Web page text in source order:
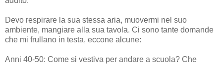
Devo respirare la sua stessa aria, muovermi nel suo
ambiente, mangiare alla sua tavola. Ci sono tante domande
che mi frullano in testa, eccone alcune:
Anni 40-50: Come si vestiva per andare a scuola? Che